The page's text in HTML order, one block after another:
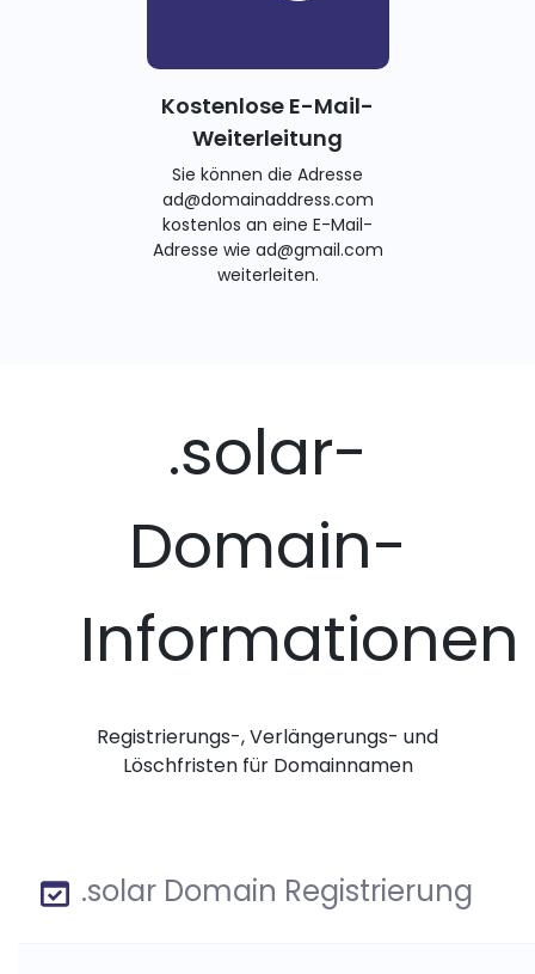
Kostenlose E-Mail-
Weiterleitung
Sie können die Adresse
ad@domainaddress.com
kostenlos an eine E-Mail-
Adresse wie ad@gmail.com
weiterleiten.
.solar-
Domain-
Informationen
Registrierungs-, Verlängerungs- und
Löschfristen für Domainnamen
.solar Domain Registrierung